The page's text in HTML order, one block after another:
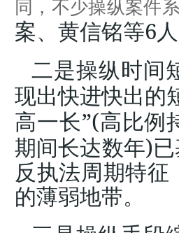
同，不少操纵案件
案、黄信铭等6
二是操纵时间
现出快进快出的
高一长”(高比例
期间长达数年)
反执法周期特
的薄弱地带。